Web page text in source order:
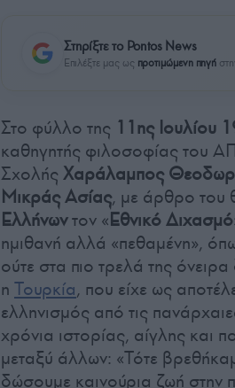
Στηρίξτε το Pontos News
Επιλέξτε μας ως προτιμώμενη πηγή
Στο φύλλο της 11ης Ιουλίου
καθηγητής φιλοσοφίας του
Σχολής Χαράλαμπος
Μικράς Ασίας, με άρθρο του
Ελλήνωντον «Εθνικό Διχασμό
ημιθανή αλλά «πεθαμένη»,
ούτε στα πιο τρελά της
η Τουρκία, που είχε ως
ελληνισμός από τις
χρόνια ιστορίας, αίγλης και
μεταξύ άλλων: «Τότε
δώσουμε καινούρια ζωή στην